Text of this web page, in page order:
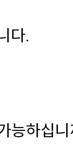
다.
능하십니